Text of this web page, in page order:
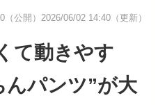
経営リー
製造業の
公開） 2026/06/02 14:40（更新）
て動きやす
パンツ”が大